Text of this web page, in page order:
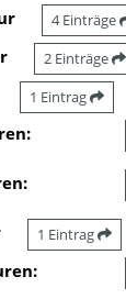
4 Einträge
2 Einträge
1 Eintrag
1 Eintrag